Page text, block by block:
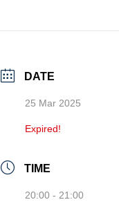
DATE
25 Mar 2025
Expired!
TIME
20:00 - 21:00